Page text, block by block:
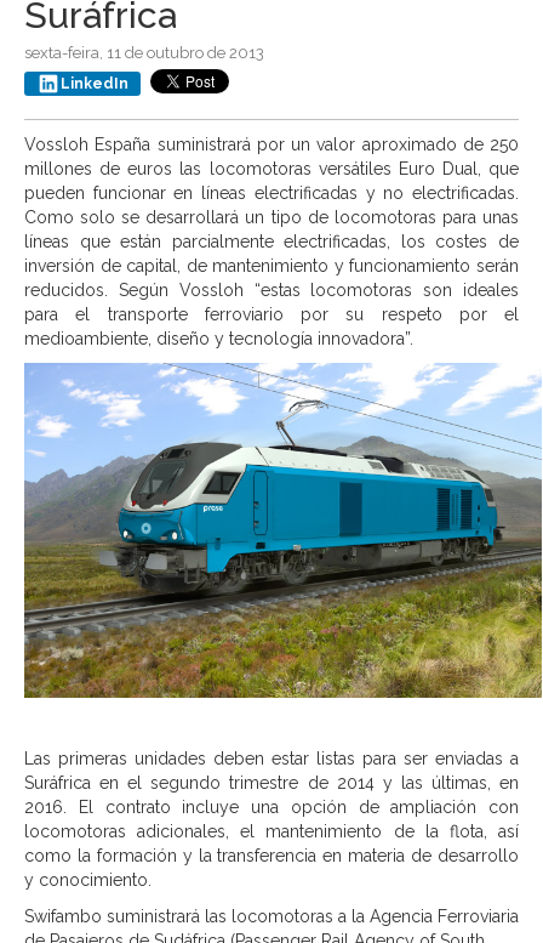
Suráfrica
sexta-feira, 11 de outubro de 2013
LinkedIn
Vossloh España suministrará por un valor aproximado de 250
millones de euros las locomotoras versátiles Euro Dual, que
pueden funcionar en líneas electrificadas y no electrificadas.
Como solo se desarrollará un tipo de locomotoras para unas
líneas que están parcialmente electrificadas, los costes de
inversión de capital, de mantenimiento y funcionamiento serán
reducidos. Según Vossloh “estas locomotoras son ideales
para el transporte ferroviario por su respeto por el
medioambiente, diseño y tecnología innovadora”.
Las primeras unidades deben estar listas para ser enviadas a
Suráfrica en el segundo trimestre de 2014 y las últimas, en
2016. El contrato incluye una opción de ampliación con
locomotoras adicionales, el mantenimiento de la flota, así
como la formación y la transferencia en materia de desarrollo
y conocimiento.
Swifambo suministrará las locomotoras a la Agencia Ferroviaria